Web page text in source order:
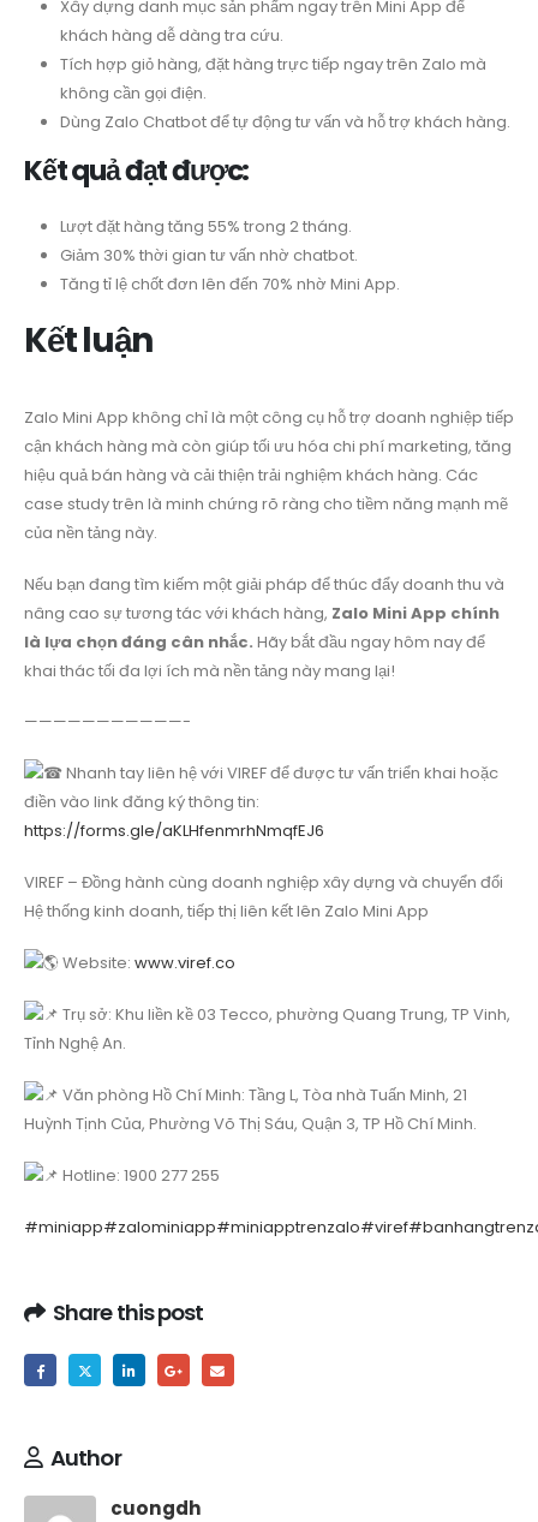
Xây dựng danh mục sản phẩm ngay trên Mini App để
khách hàng dễ dàng tra cứu.
Tích hợp giỏ hàng, đặt hàng trực tiếp ngay trên Zalo mà
không cần gọi điện.
Dùng Zalo Chatbot để tự động tư vấn và hỗ trợ khách hàng.
Kết quả đạt được:
Lượt đặt hàng tăng 55% trong 2 tháng.
Giảm 30% thời gian tư vấn nhờ chatbot.
Tăng tỉ lệ chốt đơn lên đến 70% nhờ Mini App.
Kết luận
Zalo Mini App không chỉ là một công cụ hỗ trợ doanh nghiệp tiếp
cận khách hàng mà còn giúp tối ưu hóa chi phí marketing, tăng
hiệu quả bán hàng và cải thiện trải nghiệm khách hàng. Các
case study trên là minh chứng rõ ràng cho tiềm năng mạnh mẽ
của nền tảng này.
Nếu bạn đang tìm kiếm một giải pháp để thúc đẩy doanh thu và
nâng cao sự tương tác với khách hàng, Zalo Mini App chính
là lựa chọn đáng cân nhắc. Hãy bắt đầu ngay hôm nay để
khai thác tối đa lợi ích mà nền tảng này mang lại!
———————————-
Nhanh tay liên hệ với VIREF để được tư vấn triển khai hoặc
điền vào link đăng ký thông tin:
https://forms.gle/aKLHfenmrhNmqfEJ6
VIREF – Đồng hành cùng doanh nghiệp xây dựng và chuyển đổi
Hệ thống kinh doanh, tiếp thị liên kết lên Zalo Mini App
Website: www.viref.co
Trụ sở: Khu liền kề 03 Tecco, phường Quang Trung, TP Vinh,
Tỉnh Nghệ An.
Văn phòng Hồ Chí Minh: Tầng L, Tòa nhà Tuấn Minh, 21
Huỳnh Tịnh Của, Phường Võ Thị Sáu, Quận 3, TP Hồ Chí Minh.
Hotline: 1900 277 255
#miniapp#zalominiapp#miniapptrenzalo#viref
Share this post
Author
cuongdh